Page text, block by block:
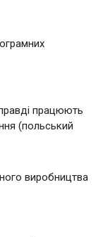
працюють
(польський
виробництва